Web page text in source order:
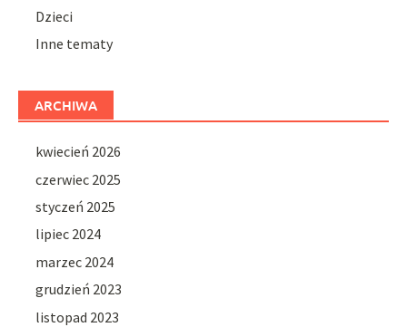
Dzieci
Inne tematy
ARCHIWA
kwiecień 2026
czerwiec 2025
styczeń 2025
lipiec 2024
marzec 2024
grudzień 2023
listopad 2023